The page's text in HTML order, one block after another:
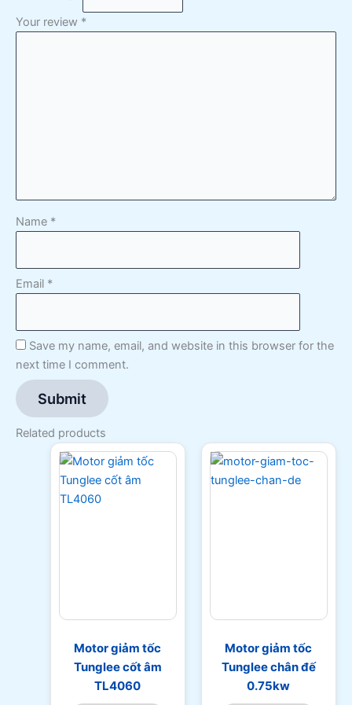
Your review *
Name *
Email *
Save my name, email, and website in this browser for the
next time I comment.
Related products
Motor giảm tốc
Tunglee cốt âm
TL4060
Motor giảm tốc
Tunglee chân đế
0.75kw